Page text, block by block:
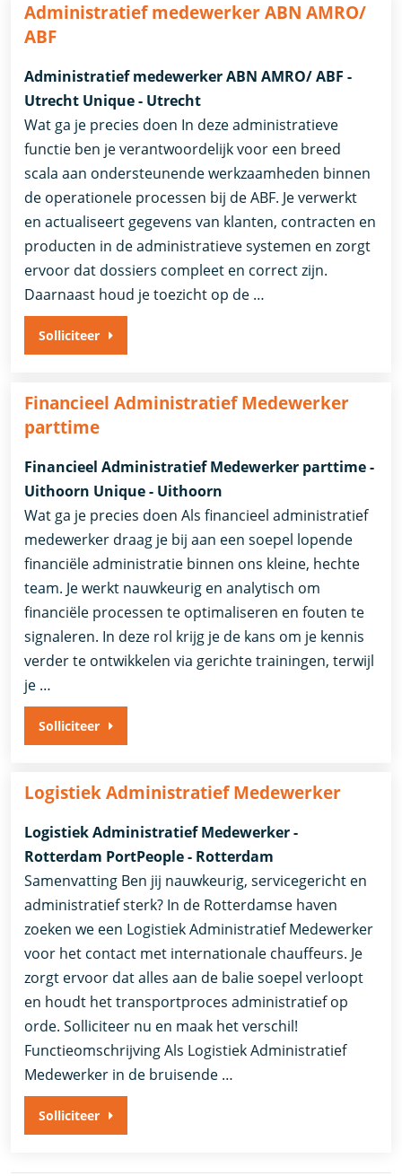
Administratief medewerker ABN AMRO/
ABF
Administratief medewerker ABN AMRO/ ABF -
Utrecht Unique - Utrecht
Wat ga je precies doen In deze administratieve
functie ben je verantwoordelijk voor een breed
scala aan ondersteunende werkzaamheden binnen
de operationele processen bij de ABF. Je verwerkt
en actualiseert gegevens van klanten, contracten en
producten in de administratieve systemen en zorgt
ervoor dat dossiers compleet en correct zijn.
Daarnaast houd je toezicht op de …
Solliciteer
Financieel Administratief Medewerker
parttime
Financieel Administratief Medewerker parttime -
Uithoorn Unique - Uithoorn
Wat ga je precies doen Als financieel administratief
medewerker draag je bij aan een soepel lopende
financiële administratie binnen ons kleine, hechte
team. Je werkt nauwkeurig en analytisch om
financiële processen te optimaliseren en fouten te
signaleren. In deze rol krijg je de kans om je kennis
verder te ontwikkelen via gerichte trainingen, terwijl
je …
Solliciteer
Logistiek Administratief Medewerker
Logistiek Administratief Medewerker -
Rotterdam PortPeople - Rotterdam
Samenvatting Ben jij nauwkeurig, servicegericht en
administratief sterk? In de Rotterdamse haven
zoeken we een Logistiek Administratief Medewerker
voor het contact met internationale chauffeurs. Je
zorgt ervoor dat alles aan de balie soepel verloopt
en houdt het transportproces administratief op
orde. Solliciteer nu en maak het verschil!
Functieomschrijving Als Logistiek Administratief
Medewerker in de bruisende …
Solliciteer